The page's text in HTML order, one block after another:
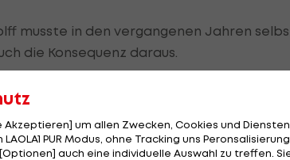
musste in den vergangenen Jahren
die Konsequenz daraus.
wo du aufhörst, deinen
verlierst du eine Menge Zeit, und
verlierst, wird sie aber zu deinem
Akzeptieren] um allen Zwecken, Cookies und
PUR Modus, ohne Tracking uns
auch eine individuelle Auswahl zu treffen.